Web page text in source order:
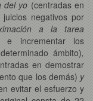
del yo (centradas en
negativos por
a la tarea
e incrementar los
ámbito),
en demostrar
que los demás) y
evitar el esfuerzo y